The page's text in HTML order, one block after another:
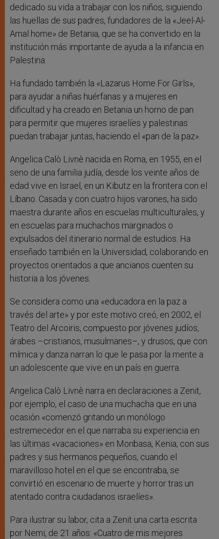
dedicado su vida a trabajar con los niños, siguiendo
las huellas de sus padres, fundadores de la «Jeel-Al-
Amal home» de Betania, que se ha convertido en la
institución más importante de ayuda a la infancia en
Palestina.
Ha fundado también la «Lazarus Home For Girls»,
para ayudar a niñas huérfanas y a mujeres en
dificultad y ha creado en Betania un horno de pan
para permitir que mujeres israelíes y palestinas
puedan trabajar juntas, haciendo el «pan de la paz».
Angelica Calò Livnè nacida en Roma, en 1955, en el
seno de una familia judía, desde los veinte años de
edad vive en Israel, en un Kibutz en la frontera con el
Líbano. Casada y con cuatro hijos varones, ha sido
maestra durante años en escuelas multiculturales, y
en escuelas para muchachos marginados o
expulsados del itinerario normal de estudios. Ha
enseñado también en la Universidad, colaborando en
proyectos orientados a que ancianos cuenten su
historia a los jóvenes.
Se considera como una «educadora en la paz a
través del arte» y por este motivo creó, en 2002, el
Teatro del Arcoiris, compuesto por jóvenes judíos,
árabes –cristianos, musulmanes–, y drusos, que con
mímica y danza narran lo que le pasa por la mente a
un adolescente que vive en un país en guerra.
Angelica Calò Livnè narra en declaraciones a Zenit,
por ejemplo, el caso de una muchacha que en una
ocasión «comenzó gritando un monólogo
estremecedor en el que narraba su experiencia en
las últimas «vacaciones» en Monbasa, Kenia, con sus
padres y sus hermanos pequeños, cuando el
maravilloso hotel en el que se encontraba, se
convirtió en escenario de muerte y horror tras un
atentado contra ciudadanos israelíes».
Para ilustrar su labor, cita a Zenit una carta escrita
por Nemi, de 21 años: «Cuatro de mis mejores